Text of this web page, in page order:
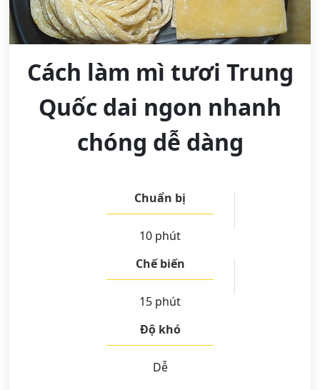
Cách làm mì tươi Trung
Quốc dai ngon nhanh
chóng dễ dàng
Chuẩn bị
10 phút
Chế biến
15 phút
Độ khó
Dễ